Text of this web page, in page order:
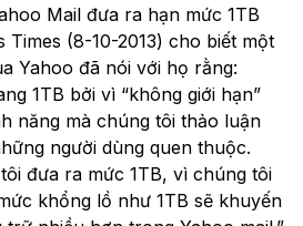
Mail đưa ra hạn mức 1TB
Times (8-10-2013) cho biết một
Yahoo đã nói với họ rằng:
1TB bởi vì “không giới hạn”
năng mà chúng tôi thảo luận
người dùng quen thuộc.
đưa ra mức 1TB, vì chúng tôi
khổng lồ như 1TB sẽ khuyến